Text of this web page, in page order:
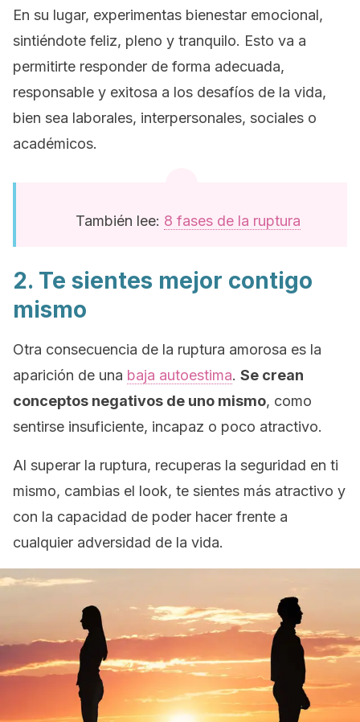
En su lugar, experimentas bienestar emocional,
sintiéndote feliz, pleno y tranquilo. Esto va a
permitirte responder de forma adecuada,
responsable y exitosa a los desafíos de la vida,
bien sea laborales, interpersonales, sociales o
académicos.
También lee: 8 fases de la ruptura
2. Te sientes mejor contigo
mismo
Otra consecuencia de la ruptura amorosa es la
aparición de una baja autoestima. Se crean
conceptos negativos de uno mismo, como
sentirse insuficiente, incapaz o poco atractivo.
Al superar la ruptura, recuperas la seguridad en ti
mismo, cambias el look, te sientes más atractivo y
con la capacidad de poder hacer frente a
cualquier adversidad de la vida.